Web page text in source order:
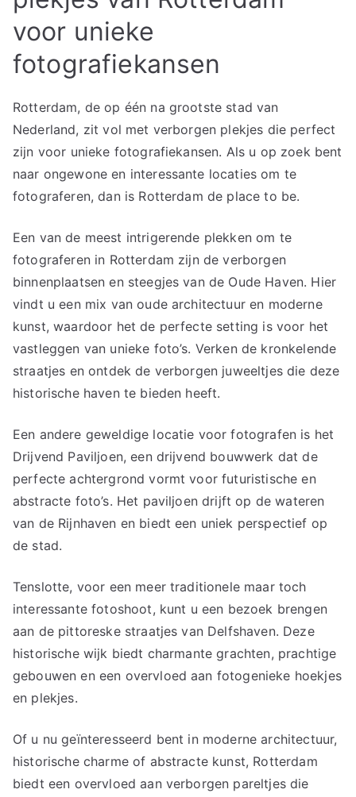
voor unieke
fotografiekansen
Rotterdam, de op één na grootste stad van
Nederland, zit vol met verborgen plekjes die perfect
zijn voor unieke fotografiekansen. Als u op zoek bent
naar ongewone en interessante locaties om te
fotograferen, dan is Rotterdam de place to be.
Een van de meest intrigerende plekken om te
fotograferen in Rotterdam zijn de verborgen
binnenplaatsen en steegjes van de Oude Haven. Hier
vindt u een mix van oude architectuur en moderne
kunst, waardoor het de perfecte setting is voor het
vastleggen van unieke foto’s. Verken de kronkelende
straatjes en ontdek de verborgen juweeltjes die deze
historische haven te bieden heeft.
Een andere geweldige locatie voor fotografen is het
Drijvend Paviljoen, een drijvend bouwwerk dat de
perfecte achtergrond vormt voor futuristische en
abstracte foto’s. Het paviljoen drijft op de wateren
van de Rijnhaven en biedt een uniek perspectief op
de stad.
Tenslotte, voor een meer traditionele maar toch
interessante fotoshoot, kunt u een bezoek brengen
aan de pittoreske straatjes van Delfshaven. Deze
historische wijk biedt charmante grachten, prachtige
gebouwen en een overvloed aan fotogenieke hoekjes
en plekjes.
Of u nu geïnteresseerd bent in moderne architectuur,
historische charme of abstracte kunst, Rotterdam
biedt een overvloed aan verborgen pareltjes die